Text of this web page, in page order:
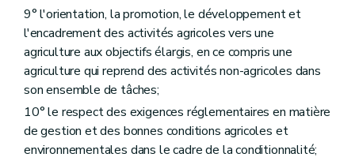
Art. D175
Art. D176
Art. D177
Art. D177/1
Chapitre II Le système régional de qualité différenciée
Art. D178
Art. D180
Art. D181
Art. D182
9° l'orientation, la promotion, le développement et
l'encadrement des activités agricoles vers une
agriculture aux objectifs élargis, en ce compris une
agriculture qui reprend des activités non-agricoles dans
son ensemble de tâches;
10° le respect des exigences réglementaires en matière
de gestion et des bonnes conditions agricoles et
environnementales dans le cadre de la conditionnalité;